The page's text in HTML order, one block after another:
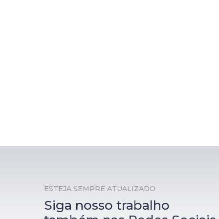
ESTEJA SEMPRE ATUALIZADO
Siga nosso trabalho